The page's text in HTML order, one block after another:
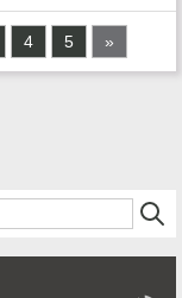
4 5 »